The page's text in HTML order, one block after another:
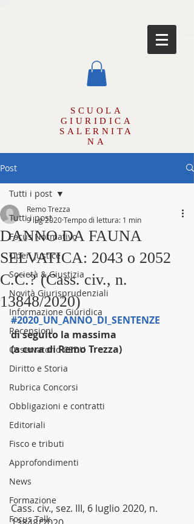
SCUOLA
GIURIDICA
SALERNITA
NA
Post
Tutti i post
Focus Normativo
Open Justice
Società & Giustizia
Novità Giurisprudenziali
Informazione Giuridica
Recensioni
Osservatorio CEDU
Diritto e Storia
Rubrica Concorsi
Obbligazioni e contratti
Editoriali
Fisco e tributi
Approfondimenti
News
Formazione
Focus Talk
Tutti i post
DANNO DA FAUNA
SELVATICA: 2043 o 2052
C.C.? (Cass. civ., n.
13848/2020)
Remo Trezza
9 lug 2020Tempo di lettura: 1 min
#2020_UN_ANNO_DI_SENTENZE
di seguito la massima
(a cura di Remo Trezza)
Cass. civ., sez. III, 6 luglio 2020, n.